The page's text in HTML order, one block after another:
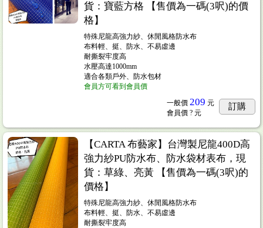
貨：寶藍方格 【售價為一碼(3呎)的價
格】
特殊尼龍高強力紗、休閒風格防水布
布料輕、挺、防水、不易虛邊
耐撕裂牢度高
水壓高達1000mm
適合各類戶外、防水包材
會員方可看到會員價
一般價 209 元
會員價 ? 元
訂購
【CARTA 布藝家】台灣製尼龍400D高
強力紗PU防水布、防水袋材表布，現
貨：草綠、亮黃 【售價為一碼(3呎)的
價格】
特殊尼龍高強力紗、休閒風格防水布
布料輕、挺、防水、不易虛邊
耐撕裂牢度高